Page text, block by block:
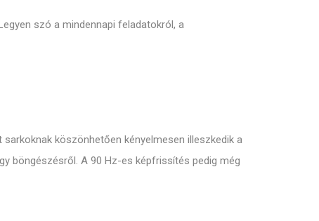
szó a mindennapi feladatokról, a
köszönhetően kényelmesen illeszkedik a
böngészésről. A 90 Hz-es képfrissítés pedig még